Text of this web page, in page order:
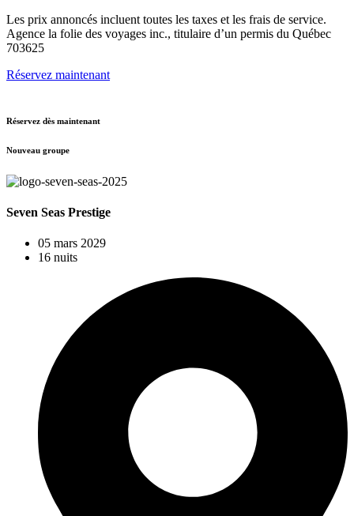
Les prix annoncés incluent toutes les taxes et les frais de service.
Agence la folie des voyages inc., titulaire d’un permis du Québec
703625
Réservez maintenant
Réservez dès maintenant
Nouveau groupe
Seven Seas Prestige
05 mars 2029
16 nuits